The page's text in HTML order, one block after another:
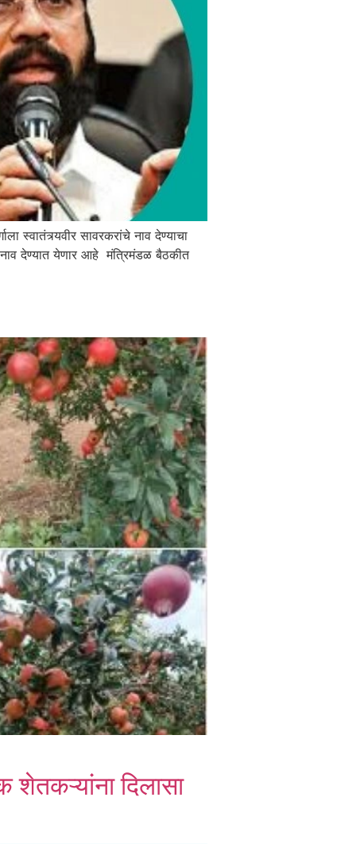
स्वातंत्र्यवीर सावरकरांचे नाव देण्याचा
देण्यात येणार आहे मंत्रिमंडळ बैठकीत
शेतकऱ्यांना दिलासा